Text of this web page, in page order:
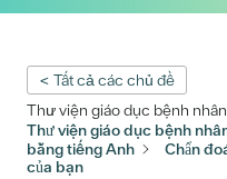
< Tất cả các chủ đề
Thư viện giáo dục bệnh nhân
Thư viện giáo dục bệnh
bằng tiếng Anh
Chẩn
của bạn